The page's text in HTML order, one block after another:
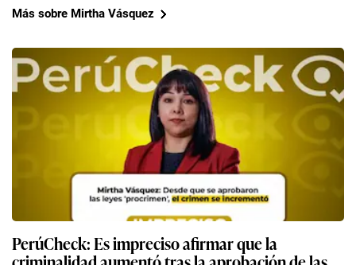
Más sobre Mirtha Vásquez
PerúCheck: Es impreciso afirmar que la